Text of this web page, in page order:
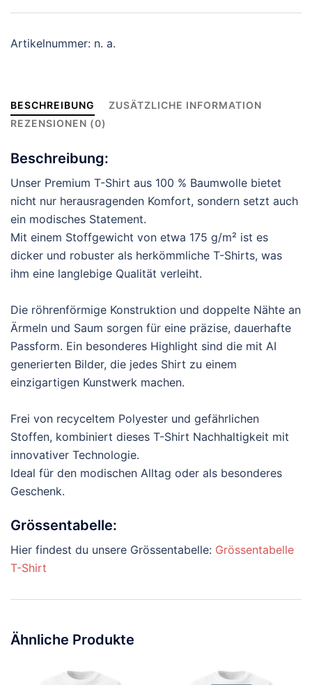
Menge
Artikelnummer: n. a.
BESCHREIBUNG
ZUSÄTZLICHE INFORMATION
REZENSIONEN (0)
Beschreibung:
Unser Premium T-Shirt aus 100 % Baumwolle bietet
nicht nur herausragenden Komfort, sondern setzt auch
ein modisches Statement.
Mit einem Stoffgewicht von etwa 175 g/m² ist es
dicker und robuster als herkömmliche T-Shirts, was
ihm eine langlebige Qualität verleiht.
Die röhrenförmige Konstruktion und doppelte Nähte an
Ärmeln und Saum sorgen für eine präzise, dauerhafte
Passform. Ein besonderes Highlight sind die mit AI
generierten Bilder, die jedes Shirt zu einem
einzigartigen Kunstwerk machen.
Frei von recyceltem Polyester und gefährlichen
Stoffen, kombiniert dieses T-Shirt Nachhaltigkeit mit
innovativer Technologie.
Ideal für den modischen Alltag oder als besonderes
Geschenk.
Grössentabelle:
Hier findest du unsere Grössentabelle: Grössentabelle
T-Shirt
Ähnliche Produkte